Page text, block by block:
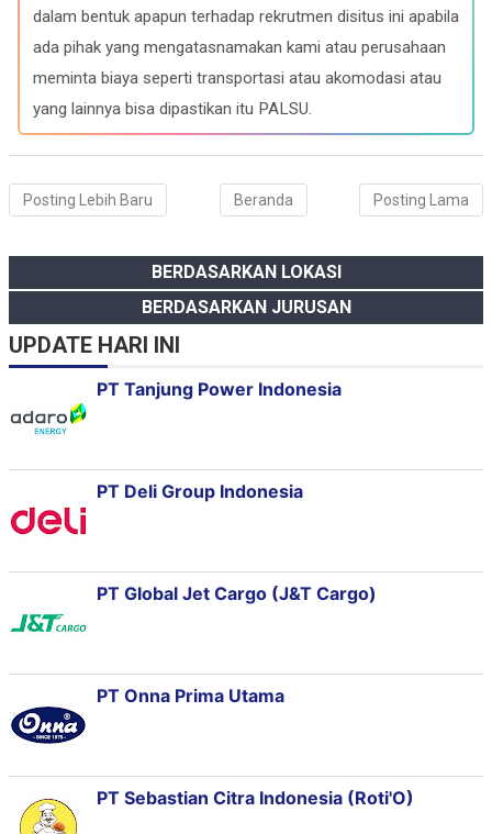
o
a
p
I
dalam bentuk apapun terhadap rekrutmen disitus ini apabila
ada pihak yang mengatasnamakan kami atau perusahaan
meminta biaya seperti transportasi atau akomodasi atau
yang lainnya bisa dipastikan itu PALSU.
Posting Lebih Baru Posting Lama
Beranda
BERDASARKAN LOKASI
BERDASARKAN JURUSAN
UPDATE HARI INI